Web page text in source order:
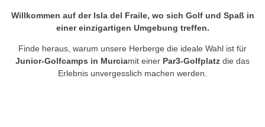
Willkommen auf der Isla del Fraile, wo sich Golf und Spaß in
einer einzigartigen Umgebung treffen.
Finde heraus, warum unsere Herberge die ideale Wahl ist für
Junior-Golfcamps in Murciamit einer Par3-Golfplatz die das
Erlebnis unvergesslich machen werden.